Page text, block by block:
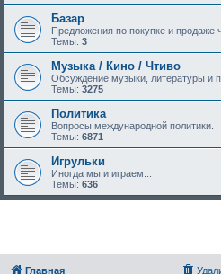
Базар
Предложения по покупке и продаже
Темы: 3
Музыка / Кино / Чтиво
Обсуждение музыки, литературы и
Темы: 3275
Политика
Вопросы международной политики.
Темы: 6871
Игрульки
Иногда мы и играем...
Темы: 636
Главная